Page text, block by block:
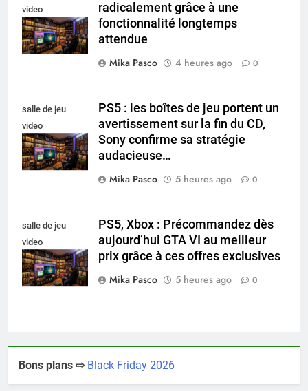
video
collectionneur
radicalement grâce à une
fonctionnalité longtemps
attendue
Mika Pasco
4 heures ago 0
salle de jeu
video
collectionneur
PS5 : les boîtes de jeu portent un
avertissement sur la fin du CD,
Sony confirme sa stratégie
audacieuse…
Mika Pasco
5 heures ago 0
salle de jeu
video
collectionneur
PS5, Xbox : Précommandez dès
aujourd’hui GTA VI au meilleur
prix grâce à ces offres exclusives
Mika Pasco
5 heures ago 0
Bons plans ⇨ Black Friday 2026